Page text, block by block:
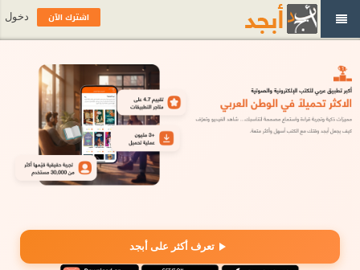
تعرف أكثر على أبجد
اشترك الآن دخول